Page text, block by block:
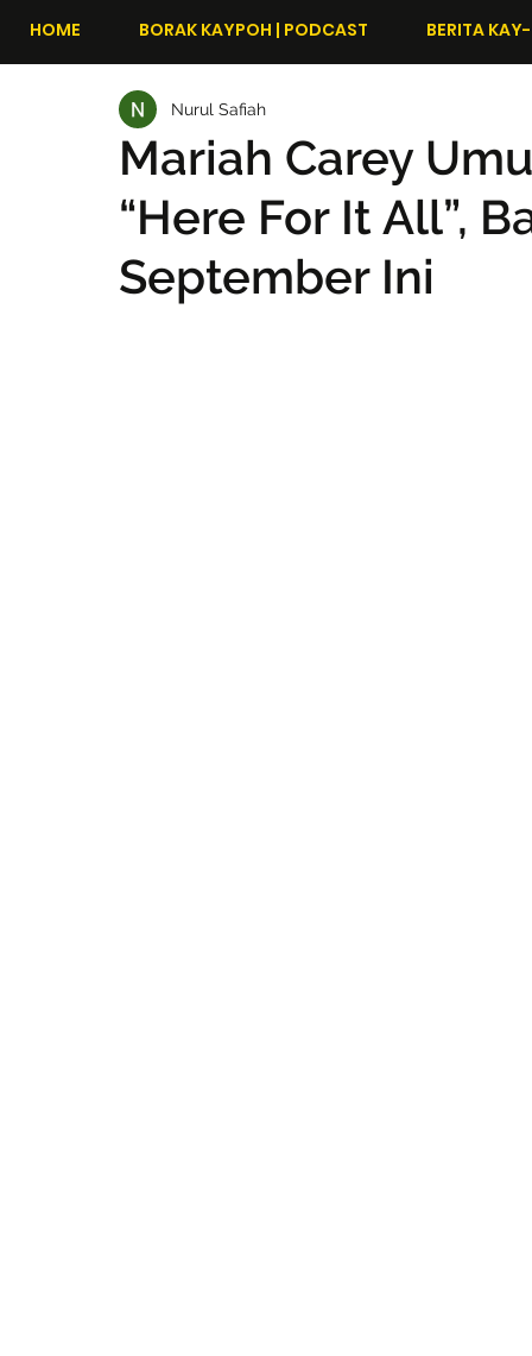
HOME BORAK KAYPOH | PODCAST BERITA
Mariah Carey
“Here For It All”,
September Ini
Nurul Safiah